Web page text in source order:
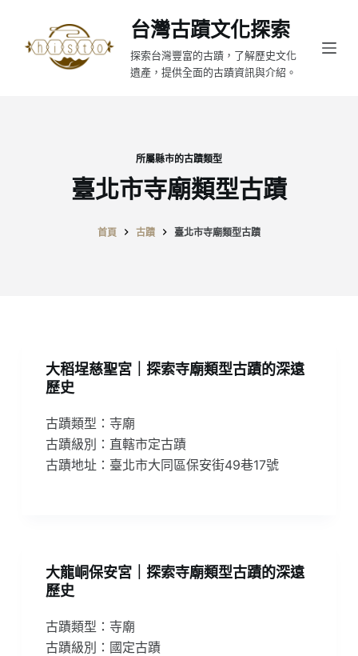
至
台灣古蹟文化探索
探索台灣豐富的古蹟，了解歷史文化
遺產，提供全面的古蹟資訊與介紹。
所屬縣市的古蹟類型
臺北市寺廟類型古蹟
首頁 古蹟 臺北市寺廟類型古蹟
大稻埕慈聖宮｜探索寺廟類型古蹟的深遠
歷史
古蹟類型：寺廟
古蹟級別：直轄市定古蹟
古蹟地址：臺北市大同區保安街49巷17號
大龍峒保安宮｜探索寺廟類型古蹟的深遠
歷史
古蹟類型：寺廟
古蹟級別：國定古蹟